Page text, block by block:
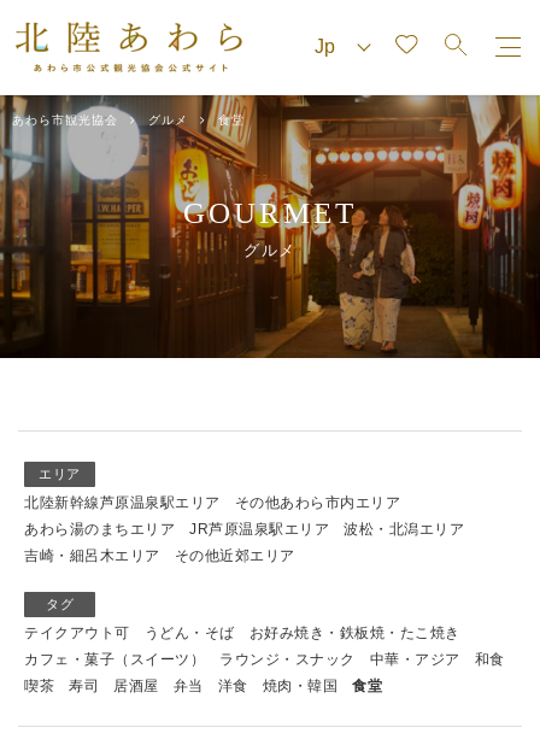
あわら市観光協会 グルメ 食堂
GOURMET
グルメ
エリア
北陸新幹線芦原温泉駅エリア
その他あわら市内エリア
あわら湯のまちエリア
JR芦原温泉駅エリア
波松・北潟エリア
吉崎・細呂木エリア
その他近郊エリア
タグ
テイクアウト可 うどん・そば
お好み焼き・鉄板焼・たこ焼き
カフェ・菓子（スイーツ）
ラウンジ・スナック 中華・アジア
和食
喫茶
寿司 居酒屋 弁当 洋食 焼肉・韓国 食堂